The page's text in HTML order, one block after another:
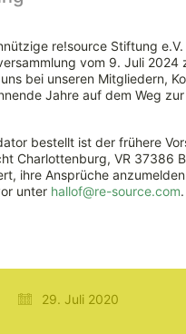
KMU-
klima-
29. Juli 2020
re!source Stiftung
vom 9. Juli 2024
bei unseren Mitgliedern,
Jahre auf dem Weg
bestellt ist der frühere
Charlottenburg, VR 37386
ihre Ansprüche
unter hallof@re-source.com.